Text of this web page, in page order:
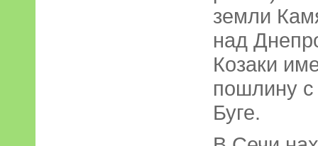
земли
над
Козаки
пошлину
Буге.